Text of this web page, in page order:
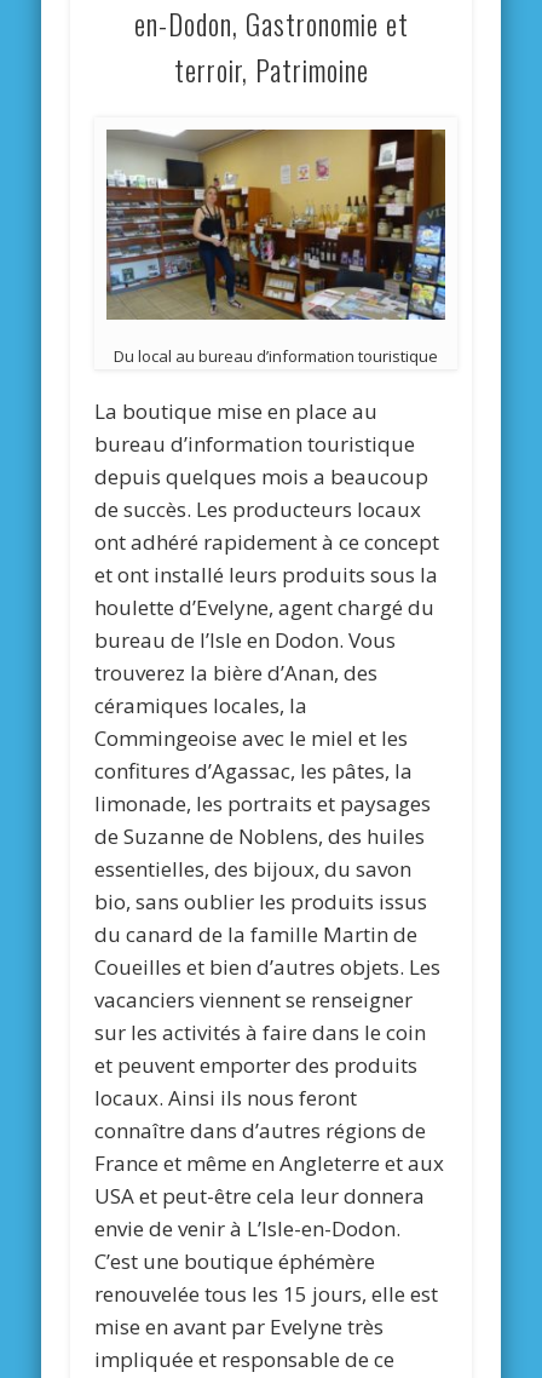
en-Dodon, Gastronomie et
terroir, Patrimoine
Du local au bureau d’information touristique
La boutique mise en place au
bureau d’information touristique
depuis quelques mois a beaucoup
de succès. Les producteurs locaux
ont adhéré rapidement à ce concept
et ont installé leurs produits sous la
houlette d’Evelyne, agent chargé du
bureau de l’Isle en Dodon. Vous
trouverez la bière d’Anan, des
céramiques locales, la
Commingeoise avec le miel et les
confitures d’Agassac, les pâtes, la
limonade, les portraits et paysages
de Suzanne de Noblens, des huiles
essentielles, des bijoux, du savon
bio, sans oublier les produits issus
du canard de la famille Martin de
Coueilles et bien d’autres objets. Les
vacanciers viennent se renseigner
sur les activités à faire dans le coin
et peuvent emporter des produits
locaux. Ainsi ils nous feront
connaître dans d’autres régions de
France et même en Angleterre et aux
USA et peut-être cela leur donnera
envie de venir à L’Isle-en-Dodon.
C’est une boutique éphémère
renouvelée tous les 15 jours, elle est
mise en avant par Evelyne très
impliquée et responsable de ce